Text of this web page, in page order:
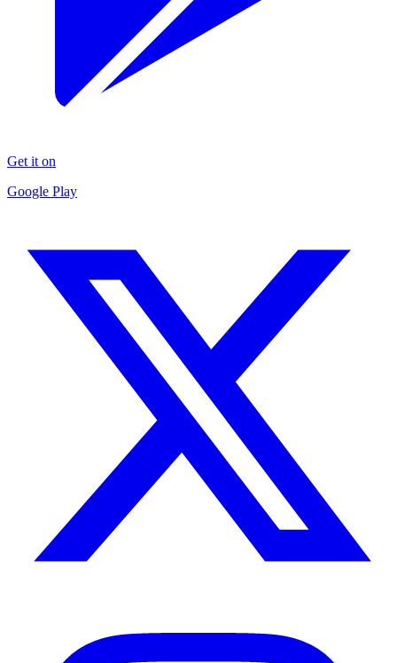
Get it on
Google Play